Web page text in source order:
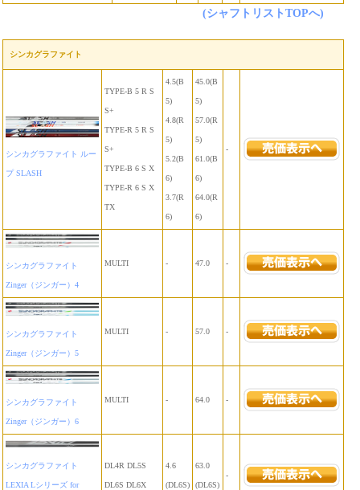
(シャフトリストTOPへ)
シンカグラファイト
シンカグラファイト ルー
プ SLASH
TYPE-B 5 R S
S+
TYPE-R 5 R S
S+
TYPE-B 6 S X
TYPE-R 6 S X
TX
4.5(B
5)
4.8(R
5)
5.2(B
6)
3.7(R
6)
45.0(B
5)
57.0(R
5)
61.0(B
6)
64.0(R
6)
-
シンカグラファイト
Zinger（ジンガー）4
MULTI - 47.0 -
シンカグラファイト
Zinger（ジンガー）5
MULTI - 57.0 -
シンカグラファイト
Zinger（ジンガー）6
MULTI - 64.0 -
シンカグラファイト
LEXIA Lシリーズ for
DL4R DL5S
DL6S DL6X
4.6
(DL6S)
63.0
(DL6S)
-